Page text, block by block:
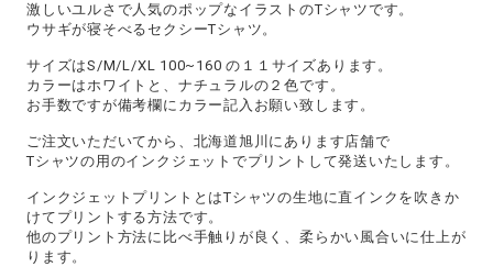
激しいユルさで人気のポップなイラストのTシャツです。
ウサギが寝そべるセクシーTシャツ。
サイズはS/M/L/XL 100~160 の１１サイズあります。
カラーはホワイトと、ナチュラルの２色です。
お手数ですが備考欄にカラー記入お願い致します。
ご注文いただいてから、北海道旭川にあります店舗で
Tシャツの用のインクジェットでプリントして発送いたします。
インクジェットプリントとはTシャツの生地に直インクを吹きか
けてプリントする方法です。
他のプリント方法に比べ手触りが良く、柔らかい風合いに仕上が
ります。